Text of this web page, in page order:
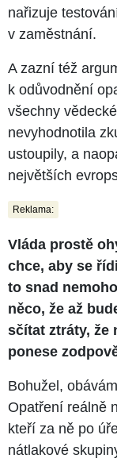
nařizuje
v zaměstnání.
A zazní též
k odůvodnění
všechny
nevyhodnotila
ustoupily, a
největších
Reklama:
Vláda prostě
chce, aby se
to snad
něco, že až
sčítat ztráty, že
ponese
Bohužel,
Opatření reálně
kteří za ně po
nátlakové